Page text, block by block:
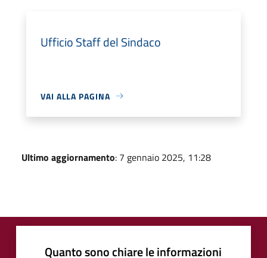
Ufficio Staff del Sindaco
VAI ALLA PAGINA
Ultimo aggiornamento: 7 gennaio 2025, 11:28
Quanto sono chiare le informazioni